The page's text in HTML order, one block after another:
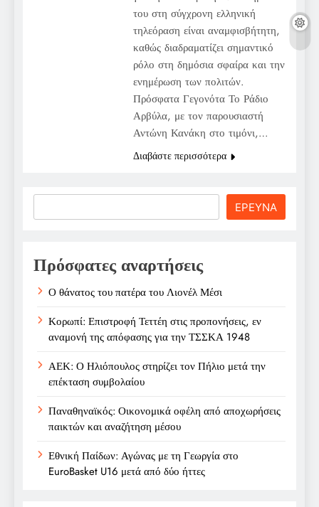
του στη σύγχρονη ελληνική
τηλεόραση είναι αναμφισβήτητη,
καθώς διαδραματίζει σημαντικό
ρόλο στη δημόσια σφαίρα και την
ενημέρωση των πολιτών.
Πρόσφατα Γεγονότα Το Ράδιο
Αρβύλα, με τον παρουσιαστή
Αντώνη Κανάκη στο τιμόνι,…
Διαβάστε περισσότερα
ΕΡΕΥΝΑ
Πρόσφατες αναρτήσεις
Ο θάνατος του πατέρα του Λιονέλ Μέσι
Κορωπί: Επιστροφή Τεττέη στις προπονήσεις, εν
αναμονή της απόφασης για την ΤΣΣΚΑ 1948
ΑΕΚ: Ο Ηλιόπουλος στηρίζει τον Πήλιο μετά την
επέκταση συμβολαίου
Παναθηναϊκός: Οικονομικά οφέλη από αποχωρήσεις
παικτών και αναζήτηση μέσου
Εθνική Παίδων: Αγώνας με τη Γεωργία στο
EuroBasket U16 μετά από δύο ήττες